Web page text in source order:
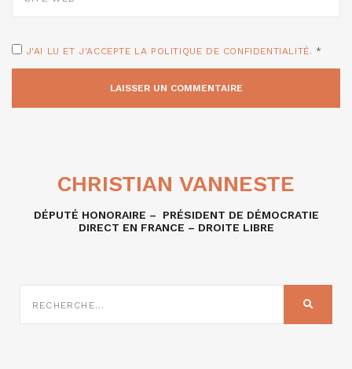
J'AI LU ET J'ACCEPTE LA POLITIQUE DE CONFIDENTIALITÉ. *
CHRISTIAN VANNESTE
DÉPUTÉ HONORAIRE – PRÉSIDENT DE DÉMOCRATIE
DIRECT EN FRANCE – DROITE LIBRE
SUR